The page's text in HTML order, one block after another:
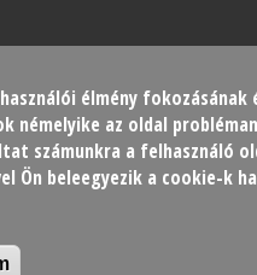
élmény fokozásának
némelyike az oldal
számunkra a felhasználó
Ön beleegyezik a cookie-k